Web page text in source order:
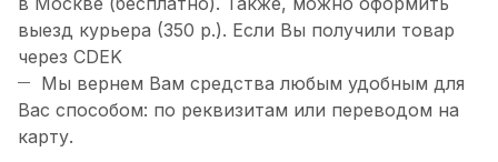
выезд курьера (350 р.). Если Вы получили товар
через CDEK
Мы вернем Вам средства любым удобным для
Вас способом: по реквизитам или переводом на
карту.